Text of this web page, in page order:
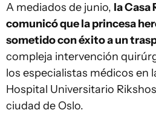
A mediados de junio, la Casa
comunicó que la princesa
sometido con éxito a un
compleja intervención
los especialistas médicos en
Hospital Universitario
ciudad de Oslo.